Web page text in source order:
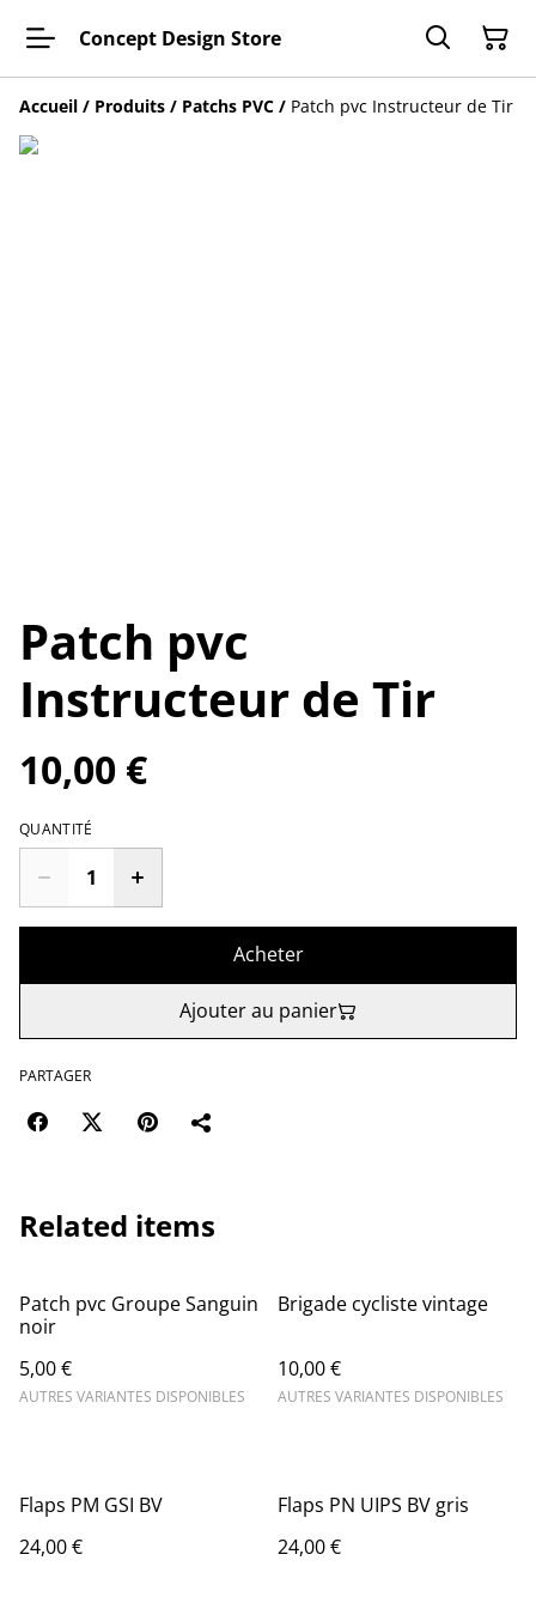
Concept Design Store
Accueil / Produits / Patchs PVC / Patch pvc Instructeur de Tir
Patch pvc
Instructeur de Tir
10,00 €
QUANTITÉ
Acheter
Ajouter au panier
PARTAGER
Related items
Patch pvc Groupe Sanguin
noir
5,00 €
AUTRES VARIANTES DISPONIBLES
Brigade cycliste vintage
10,00 €
AUTRES VARIANTES DISPONIBLES
Flaps PM GSI BV
24,00 €
Flaps PN UIPS BV gris
24,00 €